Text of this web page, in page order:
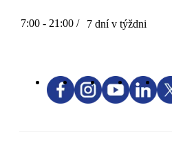
7:00 - 21:00 / 7 dní v týždni